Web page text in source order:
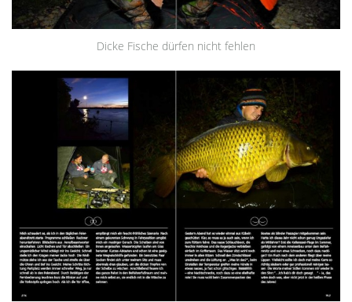
Dicke Fische dürfen nicht fehlen